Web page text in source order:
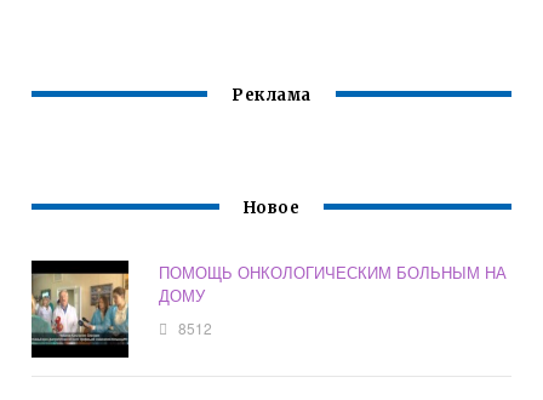
Реклама
Новое
ПОМОЩЬ ОНКОЛОГИЧЕСКИМ БОЛЬНЫМ НА
ДОМУ
8512